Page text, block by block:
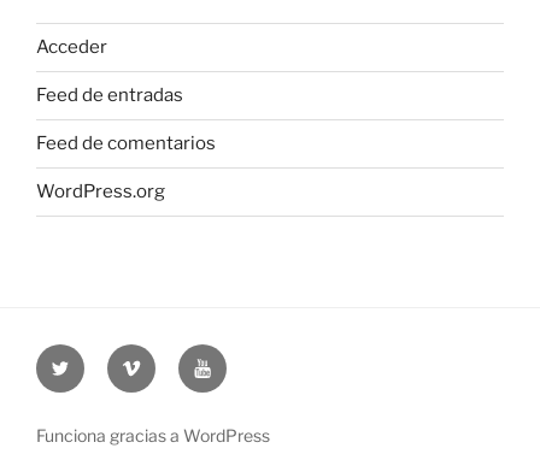
Acceder
Feed de entradas
Feed de comentarios
WordPress.org
Twitter
UOC
Vimeo
UOC
Youtube
UOC
Funciona gracias a WordPress